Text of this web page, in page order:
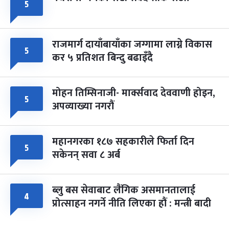
५
५ राजमार्ग दायाँबायाँका जग्गामा लाग्ने विकास
कर ५ प्रतिशत बिन्दु बढाइँदै
५ मोहन तिम्सिनाजी- मार्क्सवाद देववाणी होइन,
अपव्याख्या नगरौं
५ महानगरका १८७ सहकारीले फिर्ता दिन
सकेनन् सवा ८ अर्ब
४ ब्लु बस सेवाबाट लैंगिक असमानतालाई
प्रोत्साहन नगर्ने नीति लिएका हौं : मन्त्री बादी